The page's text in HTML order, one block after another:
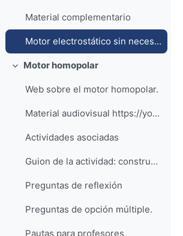
Material complementario
Motor electrostático sin necesidad de fuente de alto voltaje
Colapsar
Motor homopolar
Web sobre el motor homopolar.
Material audiovisual https://youtu.be/qJkpcd0...
Actividades asociadas
Guion de la actividad: construye tu propio motor homopolar
Preguntas de reflexión
Preguntas de opción múltiple.
Pautas para profesores